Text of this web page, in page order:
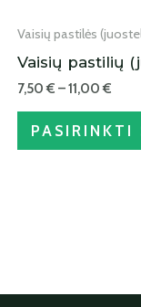
Vaisių pastilės
Vaisių pastilių
7,50€ –11,00€
PASIRINKTI